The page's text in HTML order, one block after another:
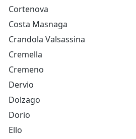
Cortenova
Costa Masnaga
Crandola Valsassina
Cremella
Cremeno
Dervio
Dolzago
Dorio
Ello